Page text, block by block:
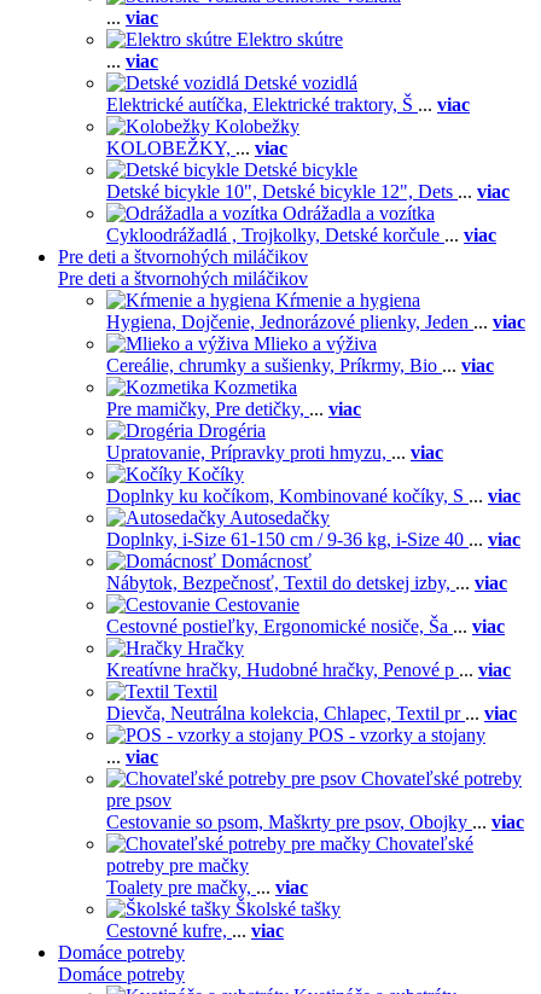
... viac
Elektro skútre
... viac
Detské vozidlá
Elektrické autíčka, Elektrické traktory, Š ... viac
Kolobežky
KOLOBEŽKY, ... viac
Detské bicykle
Detské bicykle 10", Detské bicykle 12", Dets ... viac
Odrážadla a vozítka
Cykloodrážadlá , Trojkolky, Detské korčule ... viac
Pre deti a štvornohých miláčikov
Pre deti a štvornohých miláčikov
Kŕmenie a hygiena
Hygiena, Dojčenie, Jednorázové plienky, Jeden ... viac
Mlieko a výživa
Cereálie, chrumky a sušienky, Príkrmy, Bio ... viac
Kozmetika
Pre mamičky, Pre detičky, ... viac
Drogéria
Upratovanie, Prípravky proti hmyzu, ... viac
Kočíky
Doplnky ku kočíkom, Kombinované kočíky, S ... viac
Autosedačky
Doplnky, i-Size 61-150 cm / 9-36 kg, i-Size 40 ... viac
Domácnosť
Nábytok, Bezpečnosť, Textil do detskej izby, ... viac
Cestovanie
Cestovné postieľky, Ergonomické nosiče, Ša ... viac
Hračky
Kreatívne hračky, Hudobné hračky, Penové p ... viac
Textil
Dievča, Neutrálna kolekcia, Chlapec, Textil pr ... viac
POS - vzorky a stojany
... viac
Chovateľské potreby
pre psov
Cestovanie so psom, Maškrty pre psov, Obojky ... viac
Chovateľské
potreby pre mačky
Toalety pre mačky, ... viac
Školské tašky
Cestovné kufre, ... viac
Domáce potreby
Domáce potreby